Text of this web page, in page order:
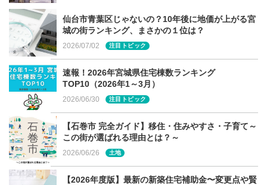
宮城県・仙台市での家づくりに関す
る相談は建てる窓口へ
今回ご紹介させて頂いた内容についてもっと詳しく知りた
い方、ぜひ「建てる窓口」へご相談ください。
「建てる窓口」は、宮城県・仙台市など宮城県内全域で家
づくりを検討している方向けの無料相談窓口です。宮城県
内イオンモール２店舗（新利府南館店、富谷店）でご相談
頂けます。お気軽にお問合せください。
詳しくはこちら
仙台市青葉区じゃないの？10年後に地価が上がる宮
城の街ランキング、まさかの１位は？
2026/07/02 注目トピック
速報！2026年宮城県住宅棟数ランキング
TOP10（2026年1～3月）
2026/06/30 注目トピック
【石巻市 完全ガイド】移住・住みやすさ・子育て～
この街が選ばれる理由とは？～
2026/06/26 土地
【2026年度版】最新の新築住宅補助金〜変更点や賢